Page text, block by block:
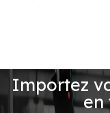
Importez
en